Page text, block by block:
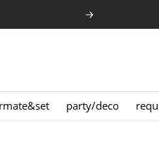
Weiter
party/deco